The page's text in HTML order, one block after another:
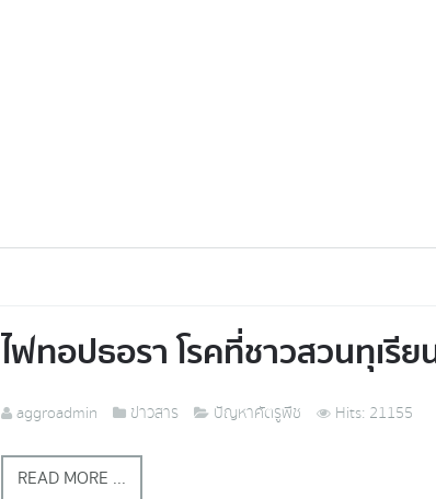
ไฟทอปธอรา โรคที่ชาวสวนทุเรี
aggroadmin ข่าวสาร ปัญหาศัตรูพืช Hits: 21155
READ MORE ...